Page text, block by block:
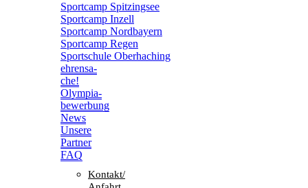
Sport­camp Spitzingsee
Sport­camp Inzell
Sport­camp Nordbayern
Sport­camp Regen
Sport­schule Oberhaching
ehren­sa­
che!
Olym­pia­
be­wer­bung
News
Unsere
Part­ner
FAQ
Kontakt/​​